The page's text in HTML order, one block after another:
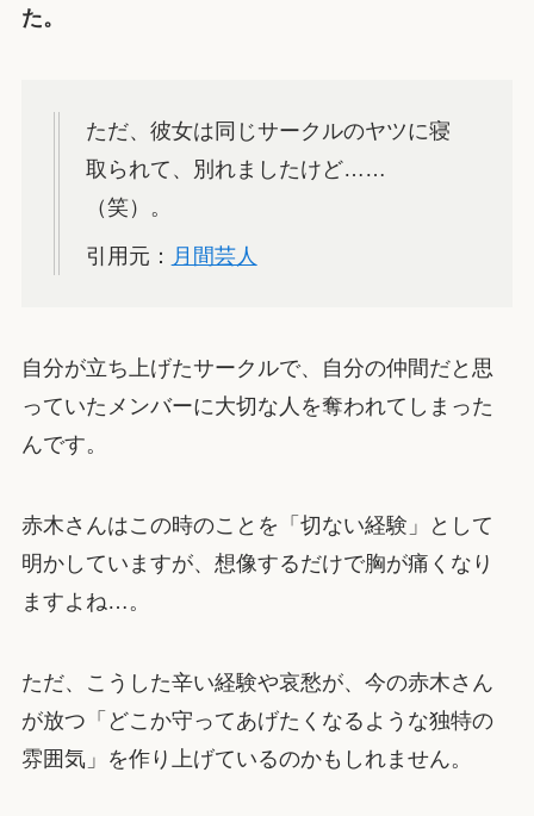
た。
ただ、彼女は同じサークルのヤツに寝
取られて、別れましたけど……
（笑）。
引用元： 月間芸人
自分が立ち上げたサークルで、自分の仲間だと思
っていたメンバーに大切な人を奪われてしまった
んです。
赤木さんはこの時のことを「切ない経験」として
明かしていますが、想像するだけで胸が痛くなり
ますよね…。
ただ、こうした辛い経験や哀愁が、今の赤木さん
が放つ「どこか守ってあげたくなるような独特の
雰囲気」を作り上げているのかもしれません。